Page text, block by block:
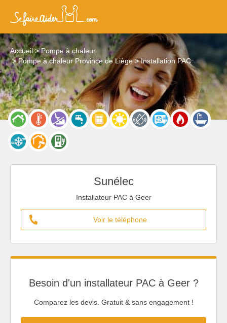
Accueil
Pompe à chaleur
Pompe à chaleur Province de Liège
Installation PAC
Sunélec
Installateur PAC à Geer
Voir le téléphone
Besoin d'un installateur PAC à Geer ?
Comparez les devis. Gratuit & sans engagement !